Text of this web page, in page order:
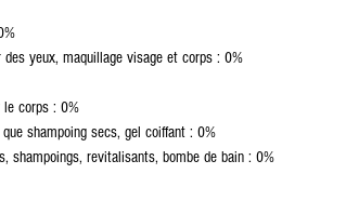
yeux, maquillage visage et corps : 0%
le corps : 0%
shampoing secs, gel coiffant : 0%
shampoings, revitalisants, bombe de bain : 0%